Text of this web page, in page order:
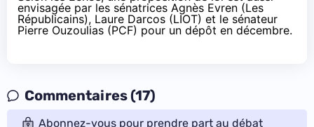
envisagée par les sénatrices Agnès Evren (Les
Républicains), Laure Darcos (LIOT) et le sénateur
Pierre Ouzoulias (PCF) pour un dépôt en décembre.
Commentaires (17)
Abonnez-vous pour prendre part au débat